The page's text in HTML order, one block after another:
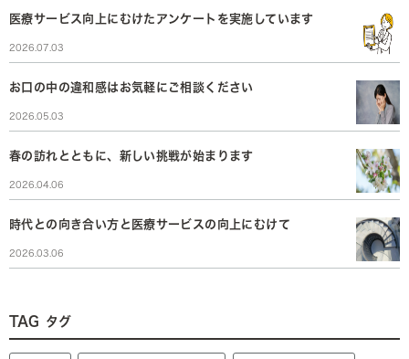
医療サービス向上にむけたアンケートを実施しています
2026.07.03
お口の中の違和感はお気軽にご相談ください
2026.05.03
春の訪れとともに、新しい挑戦が始まります
2026.04.06
時代との向き合い方と医療サービスの向上にむけて
2026.03.06
TAG タグ